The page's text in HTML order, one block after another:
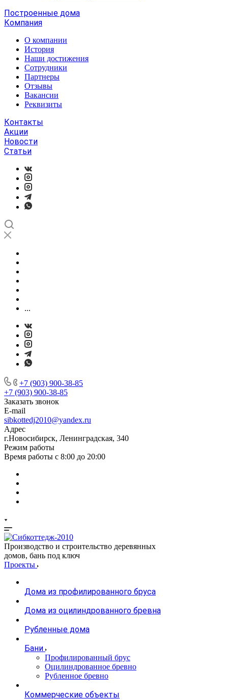
Построенные дома
Компания
О компании
История
Наши достижения
Сотрудники
Партнеры
Отзывы
Вакансии
Реквизиты
Контакты
Акции
Новости
Статьи
...
+7 (903) 900-38-85
+7 (903) 900-38-85
Заказать звонок
E-mail
sibkottedj2010@yandex.ru
Адрес
г.Новосибирск, Ленинградская, 340
Режим работы
Время работы с 8:00 до 20:00
Производство и строительство деревянных
домов, бань под ключ
Проекты
Дома из профилированного бруса
Дома из оцилиндрованного бревна
Рубленные дома
Бани
Профилированный брус
Оцилиндрованное бревно
Рубленное бревно
Коммерческие объекты